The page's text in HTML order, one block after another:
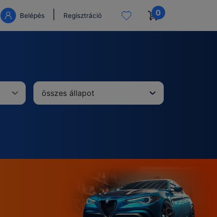
Belépés Regisztráció 0
összes állapot